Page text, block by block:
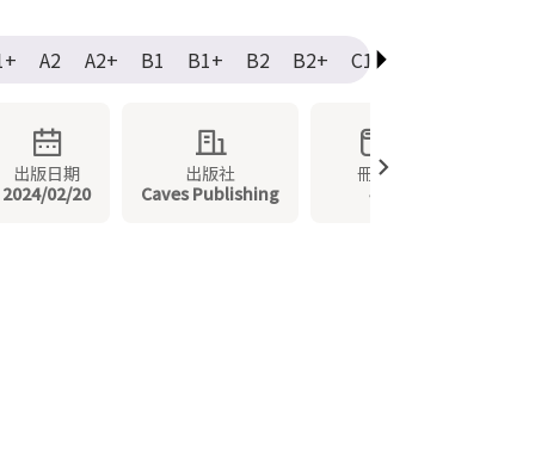
A2 A2+ B1 B1+ B2 B2+ C1
出版日期
2024/02/20
出版社
Caves Publishing
冊數
4